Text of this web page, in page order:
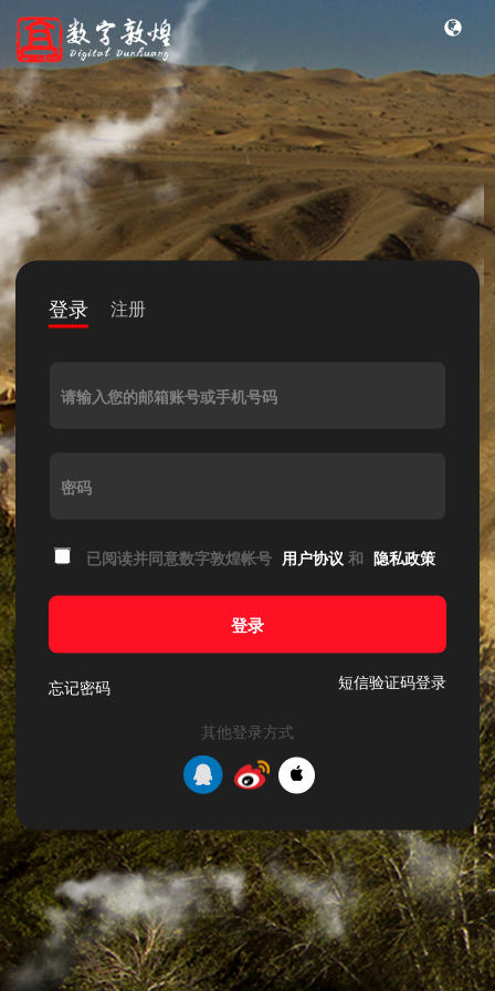
登录 注册
请输入您的邮箱账号或手机号码
密码
已阅读并同意数字敦煌帐号 用户协议 和 隐私政策
登录
忘记密码 短信验证码登录
其他登录方式